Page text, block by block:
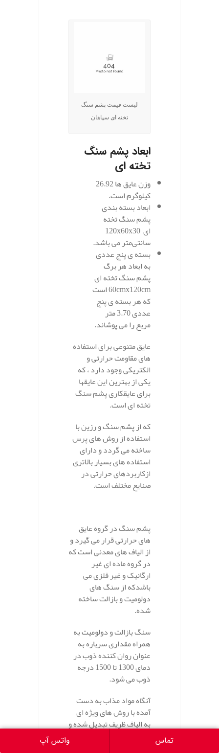
لیست قیمت پشم سنگ
تخته ای سپاهان
ابعاد پشم سنگ
تخته ای
وزن عایق ها26.92
کیلوگرم است.
ابعاد بسته‌ بندی
پشم سنگ تخته
ای120x60x30
سانتی‌متر می باشد.
بسته ی پنج عددی
به ابعاد هر برگ
پشم سنگ تخته ای
60cmx120cm است
که هر بسته ی پنج
عددی 3.70 متر
مربع را می پوشاند.
عایق متنوعی برای استفاده
های مقاومت حرارتی و
الکتریکی وجود دارد ، که
یکی از بهترین این عایقها
برای عایقکاری پشم سنگ
تخته ای است.
که از پشم سنگ و رزین با
استفاده از روش های پرس
ساخته می گردد و دارای
استفاده های بسیار بالاتری
ازکاربردهای حرارتی در
صنایع مختلف است.
پشم سنگ در گروه عایق
های حرارتی قرار می گیرد و
از الیاف های معدنی است که
در گروه ماده ای غیر
ارگانیک و غیر فلزی می
باشدکه از سنگ های
دولومیت و بازالت ساخته
شده.
سنگ بازالت و دولومیت به
همراه مقداری سرباره به
عنوان روان کننده ذوب در
دمای 1300 تا 1500 درجه
ذوب می شود.
آنگاه مواد مذاب به دست
آمده با روش های ویژه ای
به الیاف ظریف تبدیل شده و
تماس واتس آپ